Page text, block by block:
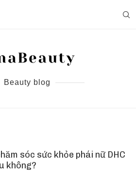
Beauty blog
sóc sức khỏe phái nữ DHC
không?